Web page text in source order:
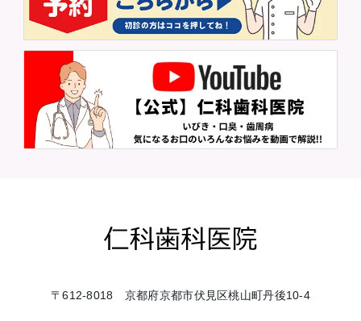
〒612-8018 京都府京都市伏見区桃山町丹後10-4